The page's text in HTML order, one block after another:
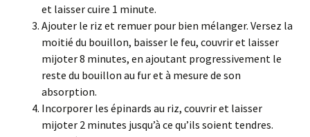
et laisser cuire 1 minute.
Ajouter le riz et remuer pour bien mélanger. Versez la
moitié du bouillon, baisser le feu, couvrir et laisser
mijoter 8 minutes, en ajoutant progressivement le
reste du bouillon au fur et à mesure de son
absorption.
Incorporer les épinards au riz, couvrir et laisser
mijoter 2 minutes jusqu’à ce qu’ils soient tendres.